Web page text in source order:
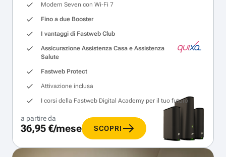
Modem Seven con Wi‑Fi 7
Fino a due Booster
I vantaggi di Fastweb Club
Assicurazione Assistenza Casa e Assistenza
Salute
Fastweb Protect
Attivazione inclusa
I corsi della Fastweb Digital Academy per il tuo futuro
a partire da
36,95 €/mese SCOPRI